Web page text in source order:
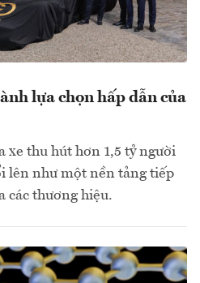
lựa chọn hấp dẫn của
xe thu hút hơn 1,5 tỷ người
lên như một nền tảng tiếp
các thương hiệu.